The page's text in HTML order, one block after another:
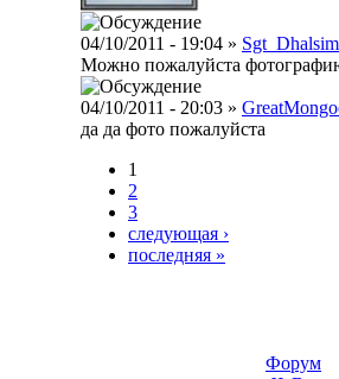
04/10/2011 - 19:04 » Sgt_Dhalsim
Можно пожалуйста
04/10/2011 - 20:03 »
да да фото пожалуйста
1
2
3
следующая ›
последняя »
Форум